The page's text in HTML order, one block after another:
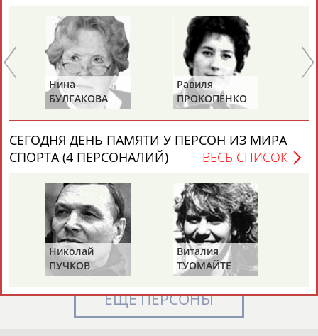
Каримжан
АБДРАХМАНОВ
Аделя
АБДРАХМАНОВА
Андрей
АБДУВАЛИЕВ
Герман
Рамазан
Тагир
Камиль
Загалав
Камалудин
АБДУЛДАУДОВ
Абдула
АБДУЛЖАЛИЛОВ
Магомед
АБДУЛКАГИРОВ
Назир
ЕЩЁ ПЕРСОНЫ
Нина
БУЛГАКОВА
Равиля
ПРОКОПЕНКО
(САЛИМОВА)
СЕГОДНЯ ДЕНЬ ПАМЯТИ У ПЕРСОН ИЗ МИРА
СПОРТА (4 ПЕРСОНАЛИЙ)
ВЕСЬ СПИСОК
Николай
ПУЧКОВ
Виталия
ТУОМАЙТЕ